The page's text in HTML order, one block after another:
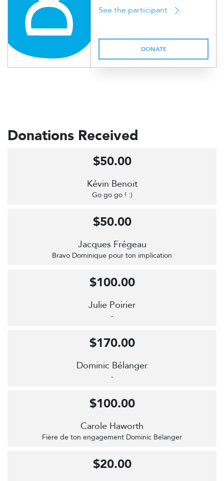
See the participant
DONATE
Donations Received
Kévin Benoit
Go go go ! :)
$50.00
Jacques Frégeau
Bravo Dominique pour ton implication
$50.00
Julie Poirier
-
$100.00
Dominic Bélanger
-
$170.00
Carole Haworth
Fière de ton engagement Dominic Bélanger
$100.00
$20.00